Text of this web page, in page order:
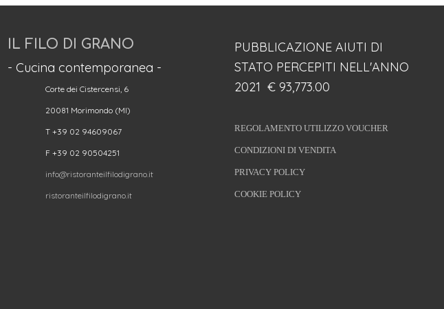
IL FILO DI GRANO
- Cucina contemporanea -
Corte dei Cistercensi, 6
20081 Morimondo (MI)
T +39 02 94609067
F +39 02 90504251
info@ristoranteilfilodigrano.it
ristoranteilfilodigrano.it
PUBBLICAZIONE AIUTI DI
STATO PERCEPITI NELL'ANNO
2021 € 93,773.00
REGOLAMENTO UTILIZZO VOUCHER
CONDIZIONI DI VENDITA
PRIVACY POLICY
COOKIE POLICY